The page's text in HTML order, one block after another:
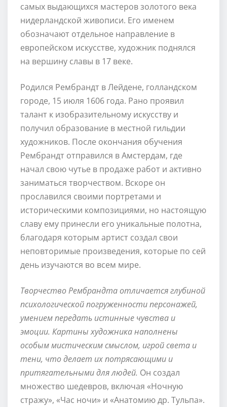
самых выдающихся мастеров золотого века
нидерландской живописи. Его именем
обозначают отдельное направление в
европейском искусстве, художник поднялся
на вершину славы в 17 веке.
Родился Рембрандт в Лейдене, голландском
городе, 15 июля 1606 года. Рано проявил
талант к изобразительному искусству и
получил образование в местной гильдии
художников. После окончания обучения
Рембрандт отправился в Амстердам, где
начал свою чутье в продаже работ и активно
заниматься творчеством. Вскоре он
прославился своими портретами и
историческими композициями, но настоящую
славу ему принесли его уникальные полотна,
благодаря которым артист создал свои
неповторимые произведения, которые по сей
день изучаются во всем мире.
Творчество Рембрандта отличается глубиной
психологической погруженности персонажей,
умением передать истинные чувства и
эмоции. Картины художника наполнены
особым мистическим смыслом, игрой света и
тени, что делает их потрясающими и
притягательными для людей. Он создал
множество шедевров, включая «Ночную
стражу», «Час ночи» и «Анатомию др. Тульпа».